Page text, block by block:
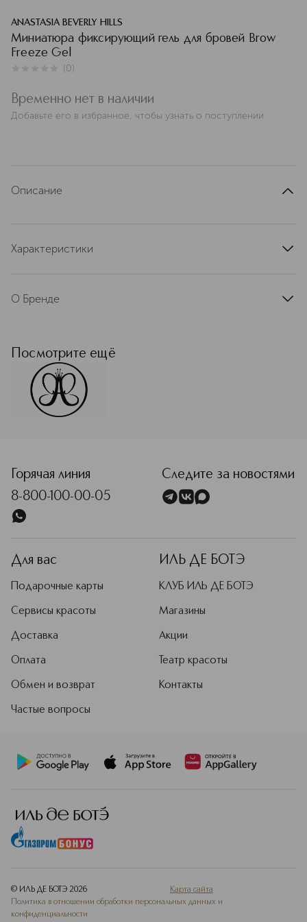
ANASTASIA BEVERLY HILLS
Миниатюра фиксирующий гель для бровей Brow
Freeze Gel
(0)
Временно нет в наличии
Добавьте его в избранное, чтобы узнать о поступлении
Описание
Характеристики
О Бренде
отрасли — Анастасию Соаре —
творческую силу Анастасии
как Кардашьян, Джей Ло, Кайли
Дженнер, Джастин и Хейли Бибер,
Виктория Бекхэм и Мишель Обама.
Посмотрите ещё
Горячая линия
8-800-100-00-05
Следите за новостями
Для вас
Подарочные карты
Сервисы красоты
Доставка
Оплата
Обмен и возврат
Частые вопросы
ИЛЬ ДЕ БОТЭ
КЛУБ ИЛЬ ДЕ БОТЭ
Магазины
Акции
Театр красоты
Контакты
© ИЛЬ ДЕ БОТЭ 2026
Карта сайта
Политика в отношении обработки персональных данных и
конфиденциальности